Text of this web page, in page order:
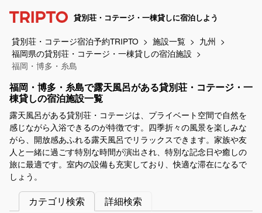
貸別荘・コテージ・一棟貸しに宿泊しよう
貸別荘・コテージ宿泊予約TRIPTO 施設一覧
九州
福岡県の貸別荘・コテージ・一棟貸しの宿泊施設
福岡・博多・糸島
福岡・博多・糸島で露天風呂がある貸別荘・コテージ・一
棟貸しの宿泊施設一覧
露天風呂がある貸別荘・コテージは、プライベート空間で自然を
感じながら入浴できるのが特徴です。四季折々の風景を楽しみな
がら、開放感あふれる露天風呂でリラックスできます。家族や友
人と一緒に過ごす特別な時間が演出され、特別な記念日や癒しの
旅に最適です。室内の設備も充実しており、快適な滞在になるで
しょう。
カテゴリ検索
詳細検索